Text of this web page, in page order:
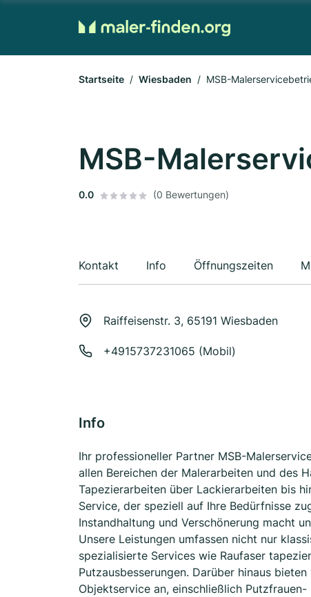
Startseite Wiesbaden MSB-
MSB-
0.0 (0 Bewertungen)
Kontakt Info Öffnungszeiten
Raiffeisenstr. 3, 65191 Wiesbaden
+4915737231065 (Mobil)
Info
Ihr professioneller Partner MSB-
allen Bereichen der Malerarbeiten und des
Tapezierarbeiten über Lackierarbeiten bis
Service, der speziell auf Ihre Bedürfnisse
Instandhaltung und Verschönerung macht
Unsere Leistungen umfassen nicht nur
spezialisierte Services wie Raufaser
Putzausbesserungen. Darüber hinaus
Objektservice an, einschließlich